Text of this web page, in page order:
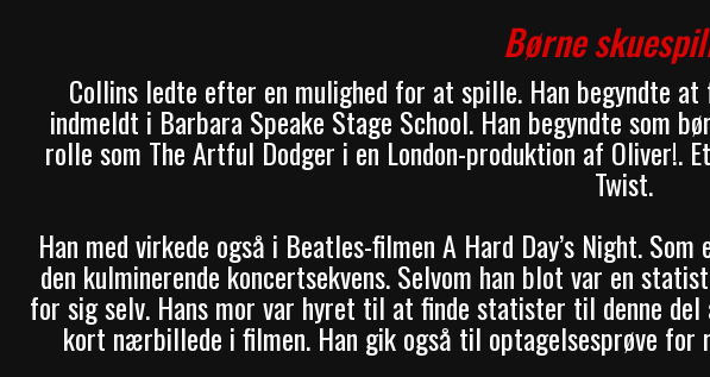
Børne
Collins ledte efter en mulighed for at spille. Han begyndte
indmeldt i Barbara Speake Stage School. Han begyndte som
rolle som The Artful Dodger i en London-produktion af Oliver!.
Twist.
Han med virkede også i Beatles-filmen A Hard Day’s Night.
den kulminerende koncertsekvens. Selvom han blot var en
for sig selv. Hans mor var hyret til at finde statister til denne
kort nærbillede i filmen. Han gik også til optagelsesprøve for